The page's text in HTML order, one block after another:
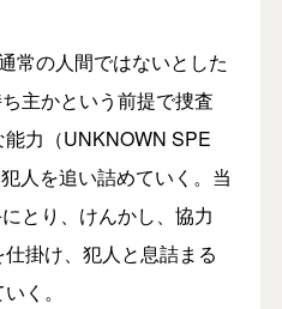
常の人間ではないとした
主かという前提で捜査
力（UNKNOWN SPE
人を追い詰めていく。当
とり、けんかし、協力
掛け、犯人と息詰まる
く。